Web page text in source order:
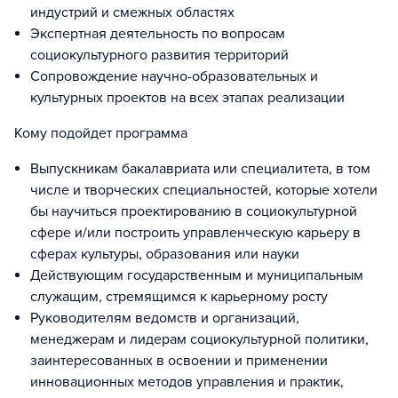
индустрий и смежных областях
Экспертная деятельность по вопросам
социокультурного развития территорий
Сопровождение научно-образовательных и
культурных проектов на всех этапах реализации
Кому подойдет программа
Выпускникам бакалавриата или специалитета, в том
числе и творческих специальностей, которые хотели
бы научиться проектированию в социокультурной
сфере и/или построить управленческую карьеру в
сферах культуры, образования или науки
Действующим государственным и муниципальным
служащим, стремящимся к карьерному росту
Руководителям ведомств и организаций,
менеджерам и лидерам социокультурной политики,
заинтересованных в освоении и применении
инновационных методов управления и практик,